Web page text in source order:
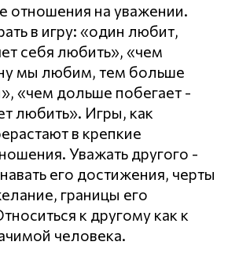
отношения на уважении.
в игру: «один любит,
себя любить», «чем
мы любим, тем больше
«чем дольше побегает -
любить». Игры, как
в крепкие
Уважать другого -
его достижения, черты
границы его
к другому как к
человека.